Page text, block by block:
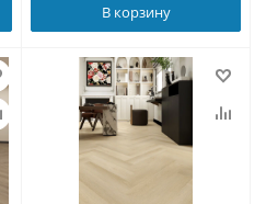
В корзину